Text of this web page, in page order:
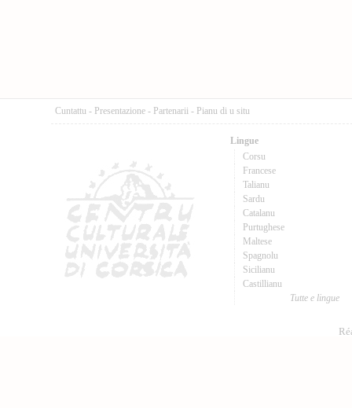
Cuntattu - Presentazione - Partenarii - Pianu di u situ
Lingue
Corsu
Francese
Talianu
Sardu
Catalanu
Purtughese
Maltese
Spagnolu
Sicilianu
Castillianu
Tutte e lingue